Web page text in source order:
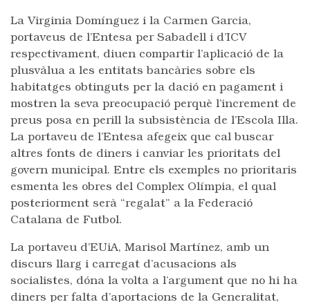
La Virginia Domínguez i la Carmen Garcia,
portaveus de l’Entesa per Sabadell i d’ICV
respectivament, diuen compartir l’aplicació de la
plusvàlua a les entitats bancàries sobre els
habitatges obtinguts per la dació en pagament i
mostren la seva preocupació perquè l’increment de
preus posa en perill la subsistència de l’Escola Illa.
La portaveu de l’Entesa afegeix que cal buscar
altres fonts de diners i canviar les prioritats del
govern municipal. Entre els exemples no prioritaris
esmenta les obres del Complex Olímpia, el qual
posteriorment serà “regalat” a la Federació
Catalana de Futbol.
La portaveu d’EUiA, Marisol Martínez, amb un
discurs llarg i carregat d’acusacions als
socialistes, dóna la volta a l’argument que no hi ha
diners per falta d’aportacions de la Generalitat,